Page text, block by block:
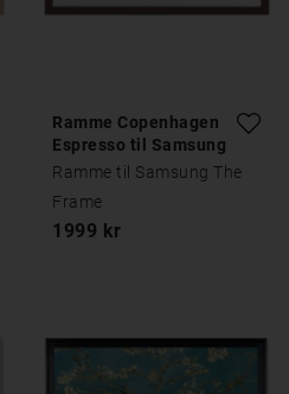
Ramme Copenhagen
Espresso til Samsung
The Frame
Ramme til Samsung The
Frame
1999 kr